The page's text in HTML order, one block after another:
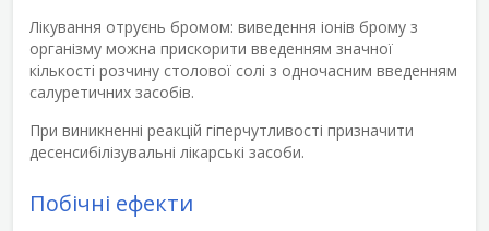
Лікування отруєнь бромом: виведення іонів брому з
організму можна прискорити введенням значної
кількості розчину столової солі з одночасним введенням
салуретичних засобів.
При виникненні реакцій гіперчутливості призначити
десенсибілізувальні лікарські засоби.
Побічні ефекти